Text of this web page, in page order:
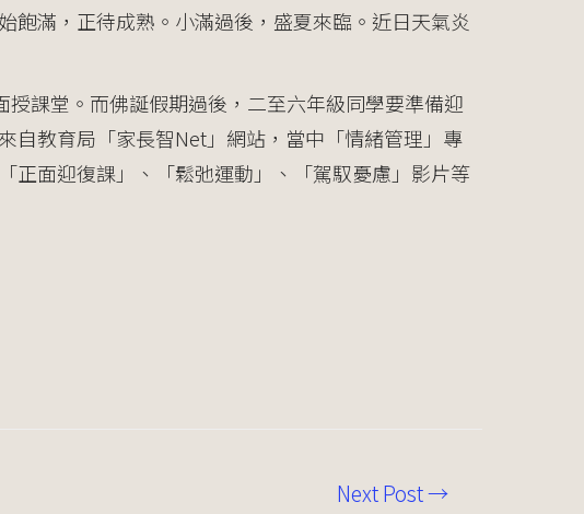
飽滿，正待成熟。小滿過後，盛夏來臨。近日天氣炎
課堂。而佛誕假期過後，二至六年級同學要準備迎
自教育局「家長智Net」網站，當中「情緒管理」專
正面迎復課」、「鬆弛運動」、「駕馭憂慮」影片等
Next Post→